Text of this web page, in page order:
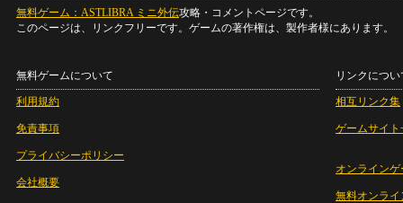
無料ゲーム：ASTLIBRA ミニ外伝攻略・コメントページです。
このページは、リンクフリーです。ゲームの著作権は、製作者様にあります。
無料ゲームについて
利用規約
免責事項
プライバシーポリシー
会社概要
リンクについ
相互リンク集
ゲームサイト
オンラインゲ
無料オンライ